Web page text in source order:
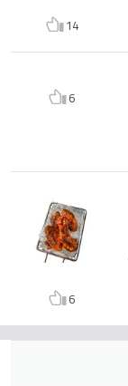
14
6
6